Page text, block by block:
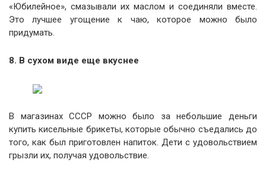
«Юбилейное», смазывали их маслом и соединяли вместе.
Это лучшее угощение к чаю, которое можно было
придумать.
8. В сухом виде еще вкуснее
В магазинах СССР можно было за небольшие деньги
купить кисельные брикеты, которые обычно съедались до
того, как был приготовлен напиток. Дети с удовольствием
грызли их, получая удовольствие.